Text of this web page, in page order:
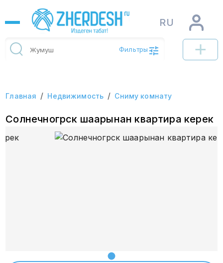
RU
Фильтры
Главная / Недвижимость / Сниму комнату
Солнечногрск шаарынан квартира керек